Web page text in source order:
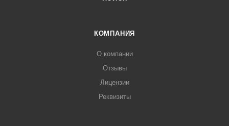
КОМПАНИЯ
О компании
Отзывы
Лицензии
Реквизиты